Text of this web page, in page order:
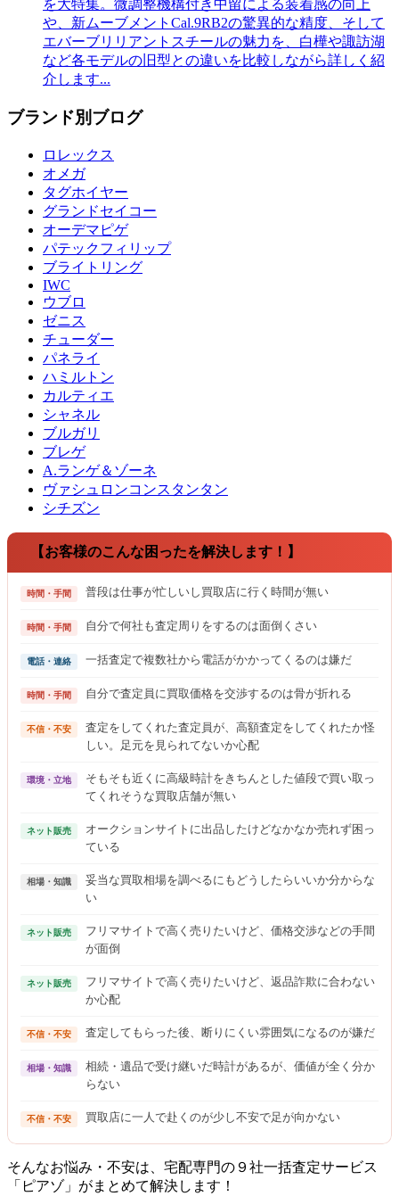
を大特集。微調整機構付き中留による装着感の向上
や、新ムーブメントCal.9RB2の驚異的な精度、そして
エバーブリリアントスチールの魅力を、白樺や諏訪湖
など各モデルの旧型との違いを比較しながら詳しく紹
介します...
ブランド別ブログ
ロレックス
オメガ
タグホイヤー
グランドセイコー
オーデマピゲ
パテックフィリップ
ブライトリング
IWC
ウブロ
ゼニス
チューダー
パネライ
ハミルトン
カルティエ
シャネル
ブルガリ
ブレゲ
A.ランゲ＆ゾーネ
ヴァシュロンコンスタンタン
シチズン
【お客様のこんな困ったを解決します！】
時間・手間 普段は仕事が忙しいし買取店に行く時間が無い
時間・手間 自分で何社も査定周りをするのは面倒くさい
電話・連絡 一括査定で複数社から電話がかかってくるのは嫌だ
時間・手間 自分で査定員に買取価格を交渉するのは骨が折れる
不信・不安
査定をしてくれた査定員が、高額査定をしてくれたか怪
しい。足元を見られてないか心配
環境・立地
そもそも近くに高級時計をきちんとした値段で買い取っ
てくれそうな買取店舗が無い
ネット販売
オークションサイトに出品したけどなかなか売れず困っ
ている
相場・知識
妥当な買取相場を調べるにもどうしたらいいか分からな
い
ネット販売
フリマサイトで高く売りたいけど、価格交渉などの手間
が面倒
ネット販売
フリマサイトで高く売りたいけど、返品詐欺に合わない
か心配
不信・不安 査定してもらった後、断りにくい雰囲気になるのが嫌だ
相場・知識
相続・遺品で受け継いだ時計があるが、価値が全く分か
らない
不信・不安 買取店に一人で赴くのが少し不安で足が向かない
そんなお悩み・不安は、宅配専門の９社一括査定サービス
「ピアゾ」がまとめて解決します！